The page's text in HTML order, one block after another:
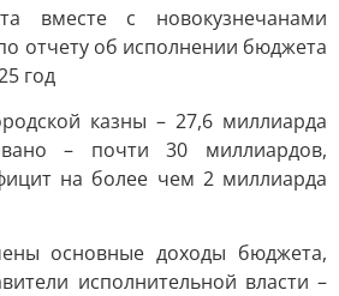
вместе с новокузнечанами
отчету об исполнении бюджета
год
казны – 27,6 миллиарда
– почти 30 миллиардов,
на более чем 2 миллиарда
основные доходы бюджета,
исполнительной власти –